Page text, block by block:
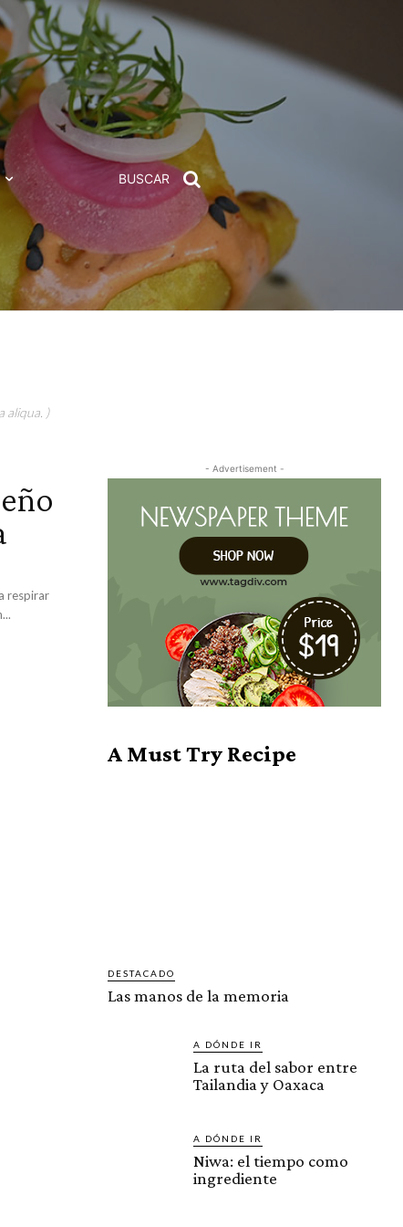
BUSCAR
aliqua. )
respirar
- Advertisement -
A Must Try Recipe
DESTACADO
Las manos de la memoria
A DÓNDE IR
La ruta del sabor entre
Tailandia y Oaxaca
A DÓNDE IR
Niwa: el tiempo como
ingrediente